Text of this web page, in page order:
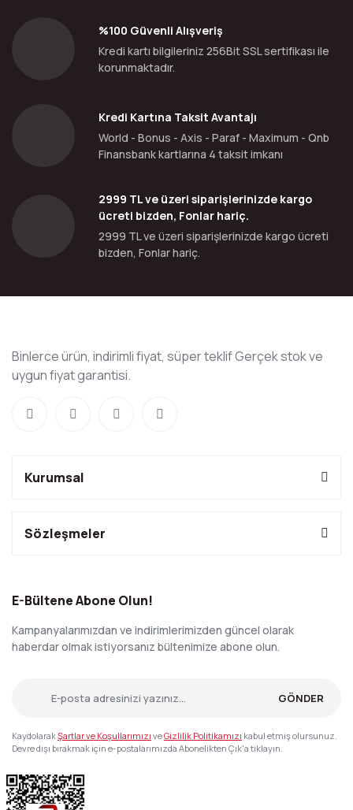
%100 Güvenli Alışveriş
Kredi kartı bilgileriniz 256Bit SSL sertifikası ile
korunmaktadır.
Kredi Kartına Taksit Avantajı
World - Bonus - Axis - Paraf - Maximum - Qnb
Finansbank kartlarına 4 taksit imkanı
2999 TL ve üzeri siparişlerinizde kargo
ücreti bizden, Fonlar hariç.
2999 TL ve üzeri siparişlerinizde kargo ücreti
bizden, Fonlar hariç.
Binlerce ürün, indirimli fiyat, süper teklif Gerçek stok ve
uygun fiyat garantisi.
Kurumsal
Sözleşmeler
E-Bültene Abone Olun!
Kampanyalarımızdan ve indirimlerimizden güncel olarak
haberdar olmak istiyorsanız bültenimize abone olun.
GÖNDER
KaydolarakŞartlar ve Koşullarımızı veGizlilik Politikamızı kabul etmiş olursunuz.
Devre dışı bırakmak için e-postalarımızda Abonelikten Çık'a tıklayın.